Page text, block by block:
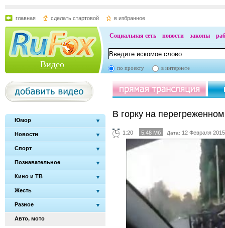
главная сделать стартовой в избранное
Видео
Социальная сеть новости законы
по проекту в интернете
Юмор
Новости
Спорт
Познавательное
Кино и ТВ
Жесть
Разное
Авто, мото
В горку на перегрeженном
1:20 5,48 Мб Дата: 12 Февраля